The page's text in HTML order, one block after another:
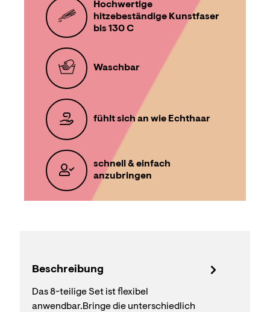
Hochwertige
hitzebeständige Kunstfaser
bis 130 C
Waschbar
fühlt sich an wie Echthaar
schnell & einfach
anzubringen
Beschreibung
Das 8-teilige Set ist flexibel
anwendbar.Bringe die unterschiedlich